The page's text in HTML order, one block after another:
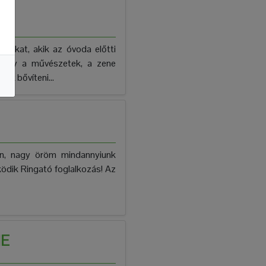
akik az óvoda előtti
a művészetek, a zene
bővíteni...
nagy öröm mindannyiunk
Ringató foglalkozás! Az